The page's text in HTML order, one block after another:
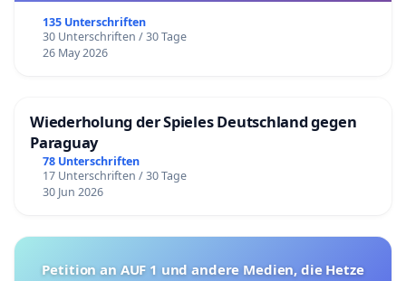
135 Unterschriften
30 Unterschriften / 30 Tage
26 May 2026
Wiederholung der Spieles Deutschland gegen
Paraguay
78 Unterschriften
17 Unterschriften / 30 Tage
30 Jun 2026
Petition an AUF 1 und andere Medien, die Hetze